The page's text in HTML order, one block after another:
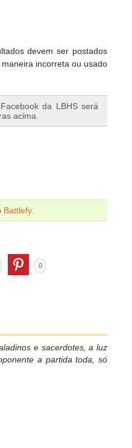
devem ser postados
incorreta ou usado
da LBHS será
acima.
Battlefy.
0
e sacerdotes, a luz
a partida toda, só